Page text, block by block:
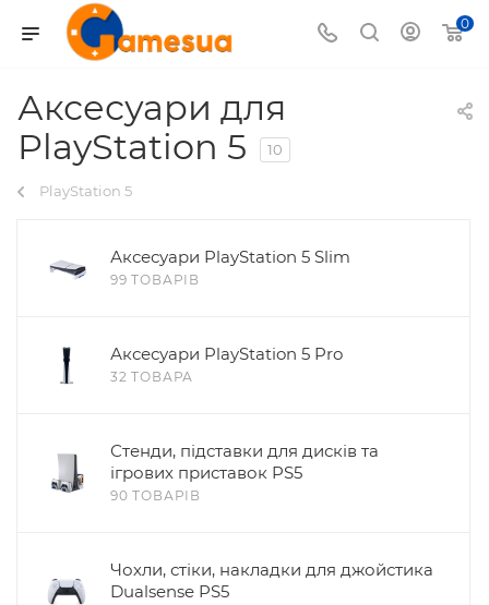
0
Аксесуари для
PlayStation 5
10
PlayStation 5
Аксесуари PlayStation 5 Slim
99 ТОВАРІВ
Аксесуари PlayStation 5 Pro
32 ТОВАРА
Стенди, підставки для дисків та
ігрових приставок PS5
90 ТОВАРІВ
Чохли, стіки, накладки для джойстика
Dualsense PS5